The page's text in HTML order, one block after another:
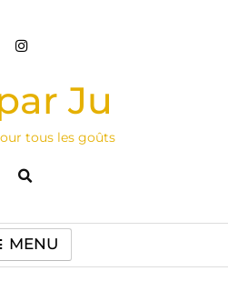
Ju
tous les goûts
MENU